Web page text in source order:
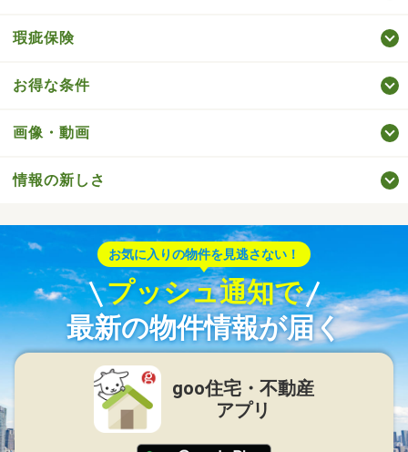
瑕疵保険
お得な条件
画像・動画
情報の新しさ
お気に入りの物件を見逃さない！
プッシュ通知で
最新の物件情報が届く
goo住宅・不動産
アプリ